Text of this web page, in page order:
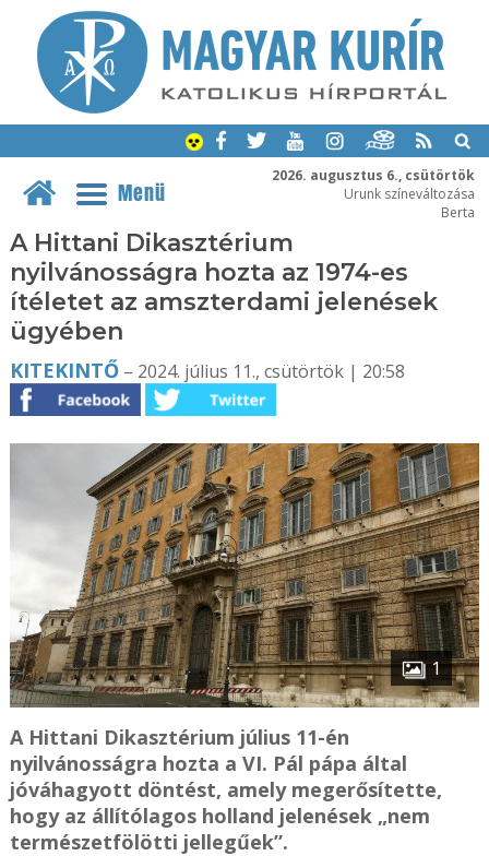
2026. augusztus 6., csütörtök
Urunk színeváltozása
Berta
Menü
A Hittani Dikasztérium
nyilvánosságra hozta az 1974-es
ítéletet az amszterdami jelenések
ügyében
KITEKINTŐ– 2024. július 11., csütörtök | 20:58
1
A Hittani Dikasztérium július 11-én
nyilvánosságra hozta a VI. Pál pápa által
jóváhagyott döntést, amely megerősítette,
hogy az állítólagos holland jelenések „nem
természetfölötti jellegűek”.